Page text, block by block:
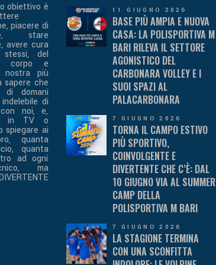
obiettivo è
piacere di
stare
avere cura
del
corpo e
nostra più
sapere che
domani
di
noi, e,
in TV o
spiegare ai
quanta
quanta
ad ogni
ma
11 GIUGNO 2026
BASE PIÙ AMPIA E NUOVA
CASA: LA POLISPORTIVA M
BARI RILEVA IL SETTORE
AGONISTICO DEL
CARBONARA VOLLEY E I
SUOI SPAZI AL
PALACARBONARA
7 GIUGNO 2026
TORNA IL CAMPO ESTIVO
PIÙ SPORTIVO,
COINVOLGENTE E
DIVERTENTE CHE C’È: DAL
10 GIUGNO VIA AL SUMMER
CAMP DELLA
POLISPORTIVA M BARI
7 GIUGNO 2026
LA STAGIONE TERMINA
CON UNA SCONFITTA